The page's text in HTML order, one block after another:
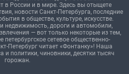
в России и в мире. Здесь вы отыщете
новости Санкт-Петербурга, последние
в обществе, культуре, искусстве.
недвижимость, дороги и автомобили,
— вот только некоторые из тем,
петербургское сетевое общественно-
Петербург читает «Фонтанку»! Наша
и политики, чиновники, десятки тысяч
горожан.